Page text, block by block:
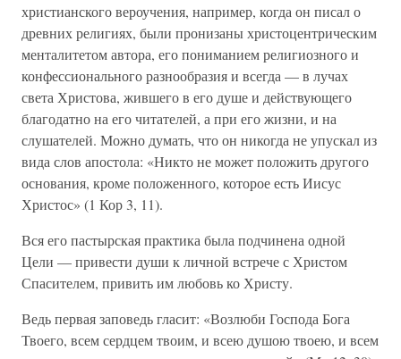
христианского вероучения, например, когда он писал о
древних религиях, были пронизаны христоцентрическим
менталитетом автора, его пониманием религиозного и
конфессионального разнообразия и всегда — в лучах
света Христова, жившего в его душе и действующего
благодатно на его читателей, а при его жизни, и на
слушателей. Можно думать, что он никогда не упускал из
вида слов апостола: «Никто не может положить другого
основания, кроме положенного, которое есть Иисус
Христос» (1 Кор 3, 11).
Вся его пастырская практика была подчинена одной
Цели — привести души к личной встрече с Христом
Спасителем, привить им любовь ко Христу.
Ведь первая заповедь гласит: «Возлюби Господа Бога
Твоего, всем сердцем твоим, и всею душою твоею, и всем